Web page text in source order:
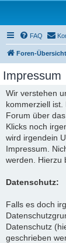
FAQ
Foren-Übersicht
Impressum
Wir verstehen
kommerziell
Forum über
Klicks noch
wird irgendein
Impressum.
werden. Hierzu
Datenschutz:
Falls es doch
Datenschutz
geschrieben